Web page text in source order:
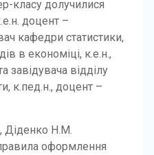
класу долучилися
доцент –
кафедри статистики,
в економіці, к.е.н.,
завідувача відділу
к.пед.н., доцент –
Діденко Н.М.
оформлення